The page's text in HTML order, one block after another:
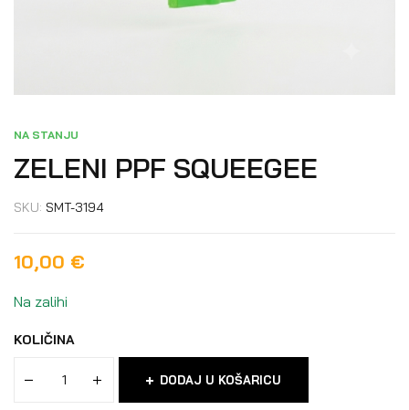
NA STANJU
ZELENI PPF SQUEEGEE
SKU: SMT-3194
10,00 €
Na zalihi
KOLIČINA
DODAJ U KOŠARICU